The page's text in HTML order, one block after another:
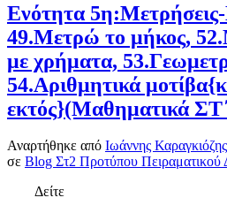
Ενότητα
49.Μετρώ το μήκος,
με χρήματα,
54.Αριθμητικά
εκτός}(Μαθηματικά
Αναρτήθηκε από Ιωάννης Καραγκιόζης
σε Blog Στ2 Προτύπου Πειραματικού
Δείτε